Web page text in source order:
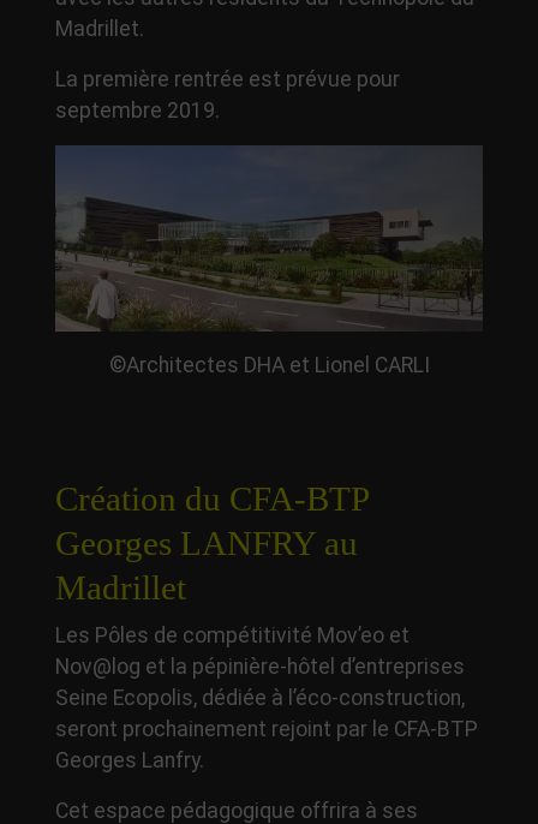
Madrillet.
La première rentrée est prévue pour
septembre 2019.
©Architectes DHA et Lionel CARLI
Création du CFA-BTP
Georges LANFRY au
Madrillet
Les Pôles de compétitivité Mov’eo et
Nov@log et la pépinière-hôtel d’entreprises
Seine Ecopolis, dédiée à l’éco-construction,
seront prochainement rejoint par le CFA-BTP
Georges Lanfry.
Cet espace pédagogique offrira à ses